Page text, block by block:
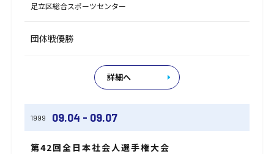
足立区総合スポーツセンター
団体戦優勝
詳細へ
09.04 - 09.07
1999
第42回全日本社会人選手権大会